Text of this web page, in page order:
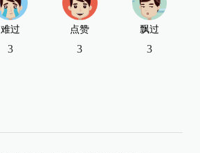
难过
3
点赞
3
飘过
3